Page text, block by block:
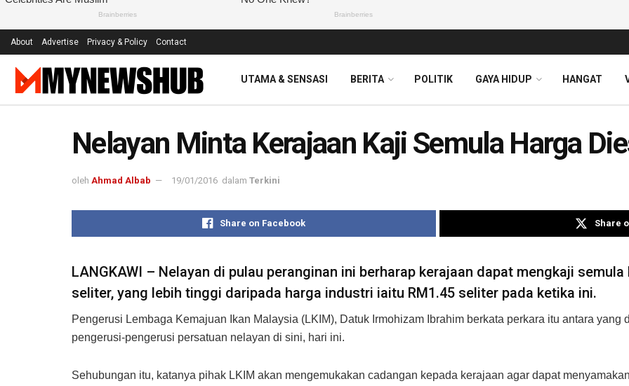
About Advertise Privacy & Policy Contact
UTAMA & SENSASI BERITA POLITIK GAYA HIDUP HANGAT
Nelayan Minta Kerajaan Kaji Semula Harga
oleh Ahmad Albab 19/01/2016 dalam Terkini
Share on Facebook Share
LANGKAWI – Nelayan di pulau peranginan ini berharap kerajaan dapat mengkaji
seliter, yang lebih tinggi daripada harga industri iaitu RM1.45 seliter pada ketika ini.
Pengerusi Lembaga Kemajuan Ikan Malaysia (LKIM), Datuk Irmohizam Ibrahim berkata perkara itu antara
pengerusi-pengerusi persatuan nelayan di sini, hari ini.
Sehubungan itu, katanya pihak LKIM akan mengemukakan cadangan kepada kerajaan agar dapat